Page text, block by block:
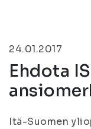
24.01.2017
Ehdota
Itä-Suomen